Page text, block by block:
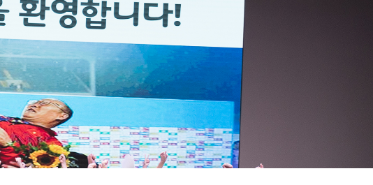
학교신문
자율진로동아리
유초등 소식지
드림레터 학교운영위원회
학교건축기금